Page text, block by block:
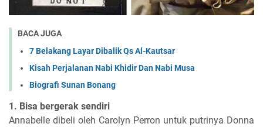
BACA JUGA
7 Belakang Layar Dibalik Qs Al-Kautsar
Kisah Perjalanan Nabi Khidir Dan Nabi Musa
Biografi Sunan Bonang
1. Bisa bergerak sendiri
Annabelle dibeli oleh Carolyn Perron untuk putrinya Donna